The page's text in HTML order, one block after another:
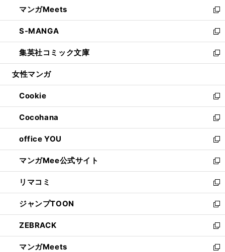
く
で
開
く
ド
ウ
で
開
く
ィ
ン
ド
ウ
で
開
い
ウ
ィ
ン
ド
ウ
開
く
マンガMeets
新
し
い
ウ
ィ
ン
ウ
で
開
く
S-MANGA
新
し
い
ウ
ン
ド
ウ
で
開
く
集英社コミック文庫
新
し
ウ
ィ
ン
ド
ウ
で
開
く
女性マンガ
Cookie
新
し
い
ウ
ィ
ン
ド
ウ
で
開
く
Cocohana
新
し
い
ウ
ィ
ン
ド
ウ
で
開
く
office YOU
新
し
い
ウ
ィ
ン
ド
ウ
で
開
く
マンガMee公式サイト
新
し
い
ウ
ィ
ン
ド
ウ
で
リマコミ
新
し
い
ウ
ィ
ン
ド
ジャンプTOON
新
し
い
ウ
ィ
ZEBRACK
新
し
い
マンガMeets
新